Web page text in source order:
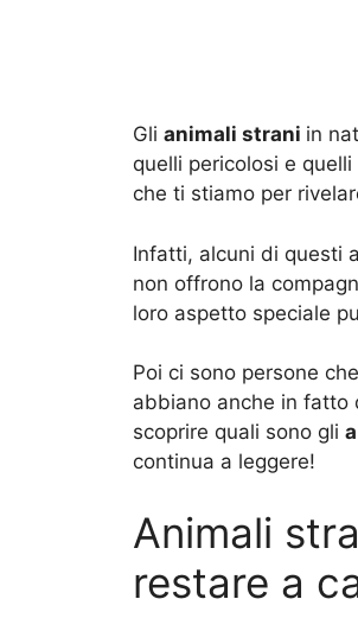
Gli animali strani in
quelli pericolosi e
che ti stiamo per
Infatti, alcuni di questi
non offrono la
loro aspetto speciale
Poi ci sono persone
abbiano anche in fatto
scoprire quali sono gli
continua a leggere!
Animali
restare a